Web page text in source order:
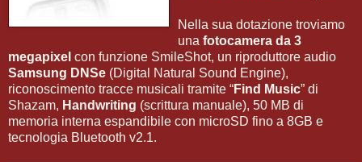
Nella sua dotazione troviamo
una fotocamera da 3
megapixel con funzione SmileShot, un riproduttore audio
Samsung DNSe (Digital Natural Sound Engine),
riconoscimento tracce musicali tramite “Find Music” di
Shazam, Handwriting (scrittura manuale), 50 MB di
memoria interna espandibile con microSD fino a 8GB e
tecnologia Bluetooth v2.1.